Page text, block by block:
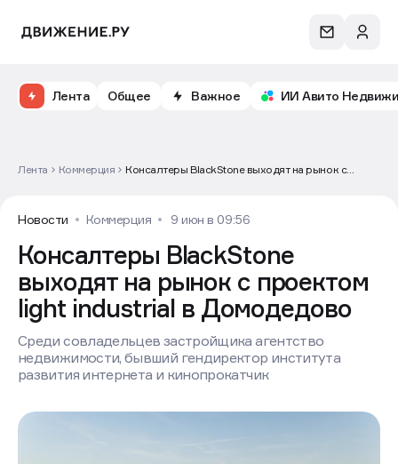
Лента Общее Важное ИИ Авито
Лента Коммерция
Консалтеры BlackStone выходят на рынок с
Новости Коммерция 9 июн в 09:56
Консалтеры BlackStone
выходят на рынок с проектом
light industrial в Домодедово
Среди совладельцев застройщика агентство
недвижимости, бывший гендиректор института
развития интернета и кинопрокатчик